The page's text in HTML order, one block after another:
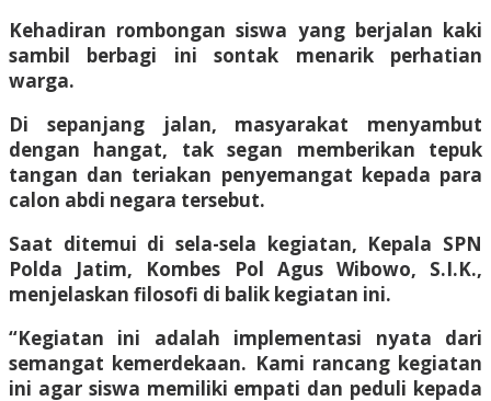
Kehadiran rombongan siswa yang berjalan kaki
sambil berbagi ini sontak menarik perhatian
warga.
Di sepanjang jalan, masyarakat menyambut
dengan hangat, tak segan memberikan tepuk
tangan dan teriakan penyemangat kepada para
calon abdi negara tersebut.
Saat ditemui di sela-sela kegiatan, Kepala SPN
Polda Jatim, Kombes Pol Agus Wibowo, S.I.K.,
menjelaskan filosofi di balik kegiatan ini.
“Kegiatan ini adalah implementasi nyata dari
semangat kemerdekaan. Kami rancang kegiatan
ini agar siswa memiliki empati dan peduli kepada